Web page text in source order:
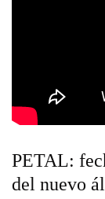
PETAL:
del nuevo